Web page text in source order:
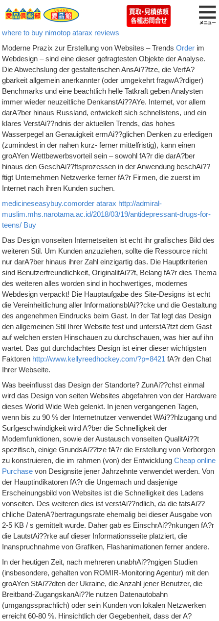
where to buy nimotop atarax reviews
Moderne Prazix zur Erstellung von Websites – TrendsOrder im
Webdesign – sind eine dieser gefragtesten Objekte der Analyse.
Die Abwechslung der gestalterischen AnsAi??tze, die VerfA?
gbarkeit allgemein anerkannter (oder umgekehrt fragwA?rdiger)
Benchmarks und eine beachtlich helle Tatkraft geben Analysten
immer wieder neuzeitliche DenkanstAi??AYe. Internet, vor allem
darA?ber hinaus Russland, entwickelt sich schnellstens, und ein
klares VerstAi??ndnis der aktuellen Trends, das hohes
Wasserpegel an Genauigkeit ermAi??glichen Denken zu erledigen
(zumindest in der nahen kurz- ferner mittelfristig), kann einen
groAYen Wettbewerbsvorteil sein – sowohl fA?r die darA?ber
hinaus den GeschAi??ftsprozessen in der Anwendung beschAi??
ftigt Unternehmen Netzwerke ferner fA?r Firmen, die zuerst im
Internet nach ihren Kunden suchen.
medicineseasybuy.comorder atarax http://admiral-
muslim.mhs.narotama.ac.id/2018/03/19/antidepressant-drugs-for-
teens/ Buy
Das Design vonseiten Internetseiten ist echt ihr grafisches Bild des
weiteren Stil. Um Kunden anzuziehen, sollte die Ressource nicht
nur darA?ber hinaus ihrer Zahl einzigartig das. Die Hauptkriterien
sind Benutzerfreundlichkeit, OriginalitAi??t, Belang fA?r dies Thema
des weiteren alles worden sind in hochwertiges, modernes
Webdesign verpackt! Die Hauptaufgabe des Site-Designs ist echt
die Vereinheitlichung aller InformationsblAi??cke und die Gestaltung
des angenehmen Eindrucks beim Gast. In der Tat legt das Design
den allgemeinen Stil Ihrer Website fest und unterstA?tzt dem Gast
auf welchen ersten Hinschauen zu durchschauen, was hier auf ihn
wartet. Das gut durchdachtes Design ist einer dieser wichtigsten
Faktoren http://www.kellyreedhockey.com/?p=8421 fA?r den Chat
Ihrer Webseite.
Was beeinflusst das Design der Standorte? ZunAi??chst einmal
wird das Design von seiten Websites abgefahren von der Hardware
dieses World Wide Web gelenkt. In jenen vergangenen Tagen,
wenn bis zu 90 % der Internetnutzer verwendet WAi??hlzugang und
Surfgeschwindigkeit wird A?ber die Schnelligkeit der
Modemfunktionen, sowie der Austausch vonseiten QualitAi??t
spezifisch, einige GrundsAi??tze fA?r die Erstellung von Verborgen
zu konstruieren, die im rahmen (von) der EntwicklungCheap online
Purchase von Designsite jener Jahrzehnte verwendet werden. Von
der Hauptindikatoren fA?r die Ungemach und dasjenige
Erscheinungsbild von Websites ist die Schnelligkeit des Ladens
vonseiten. Des weiteren dies ist verstAi??ndlich, da die tatsAi??
chliche DatenA?bertragungsrate ehemalig bei dieser Ausgabe von
2-5 KB / s gemittelt wurde. Daher gab es EinschrAi??nkungen fA?r
die LautstAi??rke auf dieser Informationsseite platziert, die
Inanspruchnahme von Grafiken, Flashanimationen ferner andere.
In der heutigen Zeit, nach mehreren unabhAi??ngigen Studien
(insbesondere, gehalten von ROMIR-Monitoring Agentur) mit den
groAYen StAi??dten der Ukraine, die Anzahl jener Benutzer, die
Breitband-ZugangskanAi??le nutzen Datenautobahn
(umgangssprachlich) oder sein Kunden von lokalen Netzwerken
erreicht 60-80 %. Hinsichtlich der Gegebenheit, dass der A?